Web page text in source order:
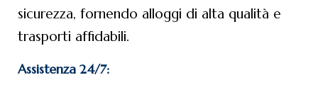
sicurezza, fornendo alloggi di alta qualità e
trasporti affidabili.
Assistenza 24/7: